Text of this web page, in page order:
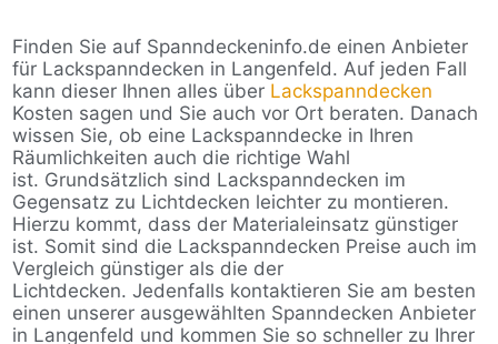
Finden Sie auf Spanndeckeninfo.de einen Anbieter
für Lackspanndecken in Langenfeld. Auf jeden Fall
kann dieser Ihnen alles über Lackspanndecken
Kosten sagen und Sie auch vor Ort beraten. Danach
wissen Sie, ob eine Lackspanndecke in Ihren
Räumlichkeiten auch die richtige Wahl
ist. Grundsätzlich sind Lackspanndecken im
Gegensatz zu Lichtdecken leichter zu montieren.
Hierzu kommt, dass der Materialeinsatz günstiger
ist. Somit sind die Lackspanndecken Preise auch im
Vergleich günstiger als die der
Lichtdecken. Jedenfalls kontaktieren Sie am besten
einen unserer ausgewählten Spanndecken Anbieter
in Langenfeld und kommen Sie so schneller zu Ihrer